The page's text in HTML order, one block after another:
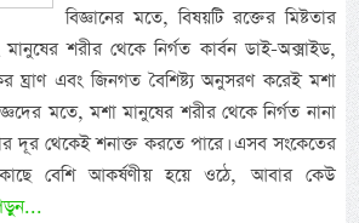
বিজ্ঞানের মতে, বিষয়টি রক্তের মিষ্টতার
মানুষের শরীর থেকে নির্গত কার্বন ডাই-অক্সাইড,
ঘ্রাণ এবং জিনগত বৈশিষ্ট্য অনুসরণ করেই মশা
মতে, মশা মানুষের শরীর থেকে নির্গত নানা
দূর থেকেই শনাক্ত করতে পারে। এসব সংকেতের
বেশি আকর্ষণীয় হয়ে ওঠে, আবার কেউ